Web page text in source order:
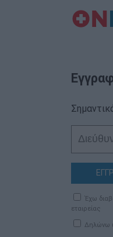
Έχω
εταιρείας
Δηλώνω